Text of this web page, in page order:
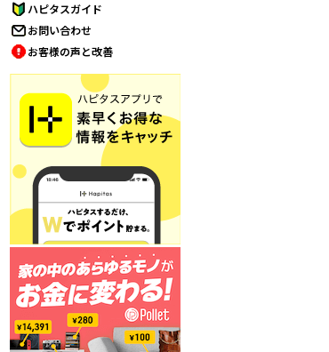
ハピタスガイド
お問い合わせ
お客様の声と改善